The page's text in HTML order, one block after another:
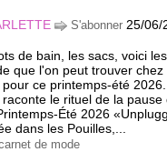
S'abonner 25/06/
de bain, les sacs, voici les
que l'on peut trouver chez
ce printemps-été 2026.
le rituel de la pause
Été 2026
dans les Pouilles,...
de mode